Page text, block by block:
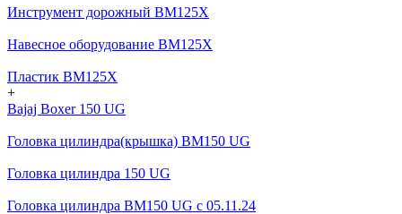
Инструмент дорожный BM125X
Навесное оборудование BM125X
Пластик BM125X
+
Bajaj Boxer 150 UG
Головка цилиндра(крышка) BM150 UG
Головка цилиндра 150 UG
Головка цилиндра BM150 UG c 05.11.24